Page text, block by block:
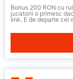
Bonus 200 RON cu
jucatorii o primesc
link. E de departe cel